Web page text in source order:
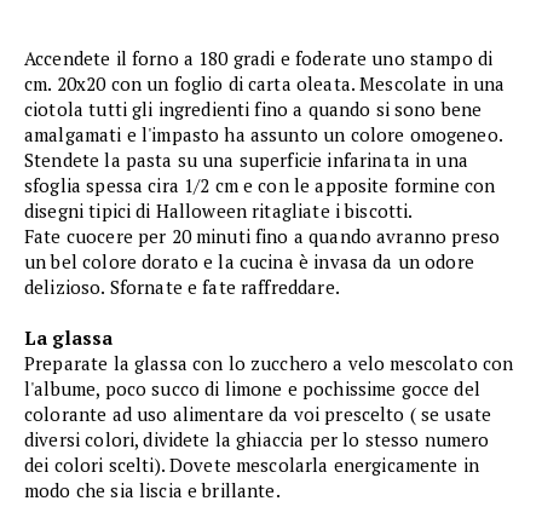
Accendete il forno a 180 gradi e foderate uno stampo di
cm. 20x20 con un foglio di carta oleata. Mescolate in una
ciotola tutti gli ingredienti fino a quando si sono bene
amalgamati e l'impasto ha assunto un colore omogeneo.
Stendete la pasta su una superficie infarinata in una
sfoglia spessa cira 1/2 cm e con le apposite formine con
disegni tipici di Halloween ritagliate i biscotti.
Fate cuocere per 20 minuti fino a quando avranno preso
un bel colore dorato e la cucina è invasa da un odore
delizioso. Sfornate e fate raffreddare.
La glassa
Preparate la glassa con lo zucchero a velo mescolato con
l'albume, poco succo di limone e pochissime gocce del
colorante ad uso alimentare da voi prescelto ( se usate
diversi colori, dividete la ghiaccia per lo stesso numero
dei colori scelti). Dovete mescolarla energicamente in
modo che sia liscia e brillante.